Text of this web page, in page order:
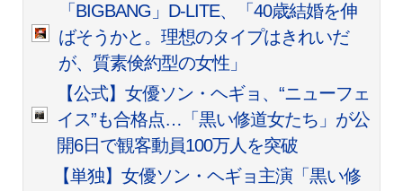
「BIGBANG」D-LITE、「40歳結婚を伸
ばそうかと。理想のタイプはきれいだ
が、質素倹約型の女性」
【公式】女優ソン・ヘギョ、“ニューフェ
イス”も合格点…「黒い修道女たち」が公
開6日で観客動員100万人を突破
【単独】女優ソン・ヘギョ主演「黒い修